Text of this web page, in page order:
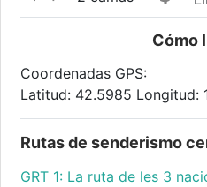
Cómo
Coordenadas GPS:
Latitud: 42.5985 Longitud:
Rutas de senderismo
GRT 1: La ruta de les 3